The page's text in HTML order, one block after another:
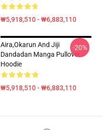
₩5,918,510 - ₩6,883,110
Aira,Okarun And Jiji
Dandadan Manga Pullover
Hoodie
₩5,918,510 - ₩6,883,110
-20%